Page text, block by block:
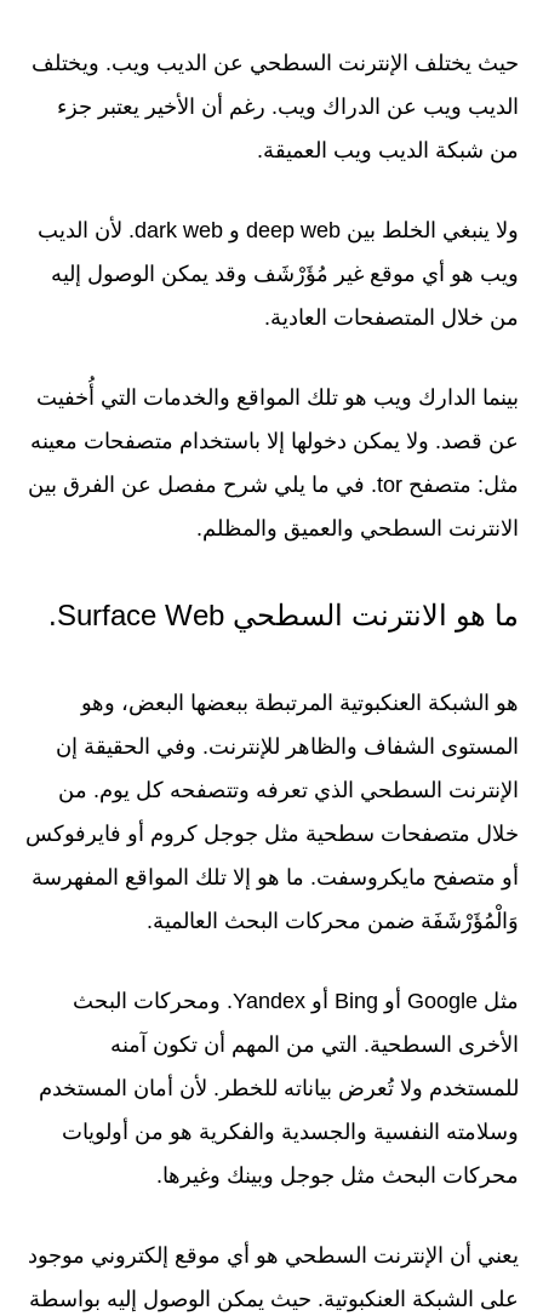
حيث يختلف الإنترنت السطحي عن الديب ويب. ويختلف
الديب ويب عن الدراك ويب. رغم أن الأخير يعتبر جزء
من شبكة الديب ويب العميقة.
ولا ينبغي الخلط بين deep web و dark web. لأن الديب
ويب هو أي موقع غير مُؤَرْشَف وقد يمكن الوصول إليه
من خلال المتصفحات العادية.
بينما الدارك ويب هو تلك المواقع والخدمات التي أُخفيت
عن قصد. ولا يمكن دخولها إلا باستخدام متصفحات معينه
مثل: متصفح tor. في ما يلي شرح مفصل عن الفرق بين
الانترنت السطحي والعميق والمظلم.
ما هو الانترنت السطحي Surface Web.
هو الشبكة العنكبوتية المرتبطة ببعضها البعض، وهو
المستوى الشفاف والظاهر للإنترنت. وفي الحقيقة إن
الإنترنت السطحي الذي تعرفه وتتصفحه كل يوم. من
خلال متصفحات سطحية مثل جوجل كروم أو فايرفوكس
أو متصفح مايكروسفت. ما هو إلا تلك المواقع المفهرسة
وَالْمُؤَرْشَفَة ضمن محركات البحث العالمية.
مثل Google أو Bing أو Yandex. ومحركات البحث
الأخرى السطحية. التي من المهم أن تكون آمنه
للمستخدم ولا تُعرض بياناته للخطر. لأن أمان المستخدم
وسلامته النفسية والجسدية والفكرية هو من أولويات
محركات البحث مثل جوجل وبينك وغيرها.
يعني أن الإنترنت السطحي هو أي موقع إلكتروني موجود
على الشبكة العنكبوتية. حيث يمكن الوصول إليه بواسطة